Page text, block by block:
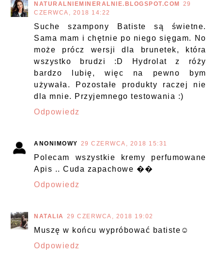
NATURALNIEMINERALNIE.BLOGSPOT.COM
29
CZERWCA, 2018 14:22
Suche szampony Batiste są świetne.
Sama mam i chętnie po niego sięgam. No
może prócz wersji dla brunetek, która
wszystko brudzi :D Hydrolat z róży
bardzo lubię, więc na pewno bym
używała. Pozostałe produkty raczej nie
dla mnie. Przyjemnego testowania :)
Odpowiedz
ANONIMOWY 29 CZERWCA, 2018 15:31
Polecam wszystkie kremy perfumowane
Apis .. Cuda zapachowe ��
Odpowiedz
NATALIA 29 CZERWCA, 2018 19:02
Muszę w końcu wypróbować batiste☺
Odpowiedz